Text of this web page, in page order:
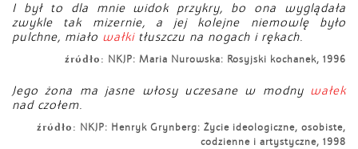
I był to dla mnie widok przykry, bo ona wyglądała
zwykle tak mizernie, a jej kolejne niemowlę było
pulchne, miało wałkitłuszczu na nogach i rękach.
źródło: NKJP: Maria Nurowska: Rosyjski kochanek, 1996
Jego żona ma jasne włosy uczesane w modny wałek
nad czołem.
źródło: NKJP: Henryk Grynberg: Życie ideologiczne, osobiste,
codzienne i artystyczne, 1998